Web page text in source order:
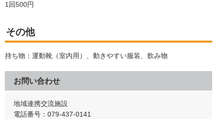
1回500円
その他
持ち物：運動靴（室内用）、動きやすい服装、飲み物
お問い合わせ
地域連携交流施設
電話番号：079-437-0141